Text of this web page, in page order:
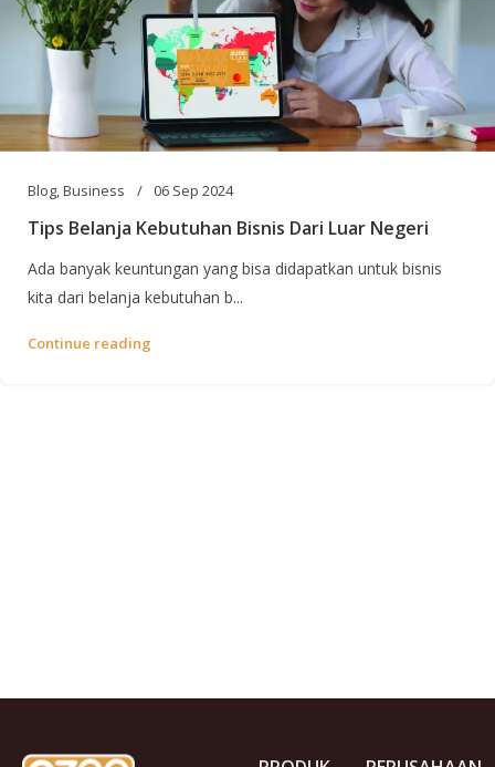
Blog,Business 06 Sep 2024
Tips Belanja Kebutuhan Bisnis Dari Luar Negeri
Ada banyak keuntungan yang bisa didapatkan untuk bisnis
kita dari belanja kebutuhan b...
Continue reading